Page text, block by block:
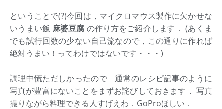
ということで(?)今回は，マイクロマウス製作に欠かせな
いうまい飯 麻婆豆腐 の作り方をご紹介します． (あくま
でも試行回数の少ない自己流なので，この通りに作れば
絶対うまい！ってわけではないです・・・)
調理中慌ただしかったので，通常のレシピ記事のように
写真が豊富にないことをまずお詫びしておきます． 写真
撮りながら料理できる人すげえわ．GoProほしい．